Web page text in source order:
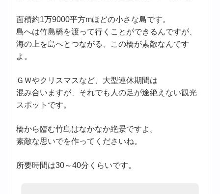
面積約1万9000平方mほどの小さな島です。
島へは竹島橋を渡って行くことができるんですが、
海の上を島へとつながる、この橋が素敵なんです
よ。
ＧＷやクリスマスなど、大型連休期間は
混み合いますが、それでも人の足が途絶えない観光
スポットです。
橋から臨む竹島はなかなか絶景ですよ。
素敵な思いでを作ってくださいね。
所要時間は30～40分くらいです。